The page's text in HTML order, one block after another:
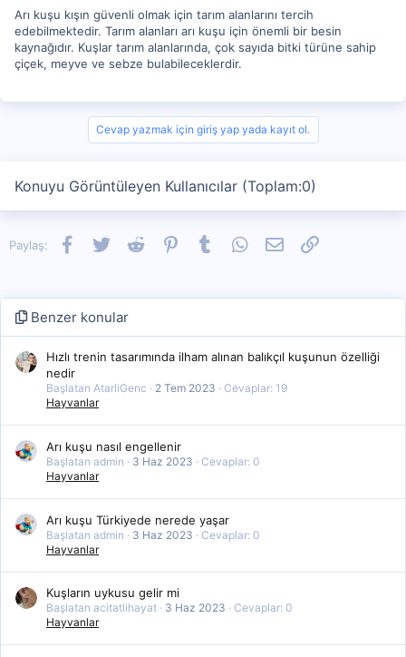
Arı kuşu kışın güvenli olmak için tarım alanlarını tercih
edebilmektedir. Tarım alanları arı kuşu için önemli bir besin
kaynağıdır. Kuşlar tarım alanlarında, çok sayıda bitki türüne sahip
çiçek, meyve ve sebze bulabileceklerdir.
Cevap yazmak için giriş yap yada kayıt ol.
Konuyu Görüntüleyen Kullanıcılar (Toplam:0)
Paylaş: Facebook
TwitterReddit PinterestTumblrWhatsApp
E-postaLink
Benzer konular
Hızlı trenin tasarımında ilham alınan balıkçıl kuşunun özelliği
nedir
Başlatan AtarliGenc 2 Tem 2023
Cevaplar: 19
Hayvanlar
Arı kuşu nasıl engellenir
Başlatan admin 3 Haz 2023
Cevaplar: 0
Hayvanlar
Arı kuşu Türkiyede nerede yaşar
Başlatan admin 3 Haz 2023
Cevaplar: 0
Hayvanlar
Kuşların uykusu gelir mi
Başlatan acitatlihayat 3 Haz 2023
Cevaplar: 0
Hayvanlar